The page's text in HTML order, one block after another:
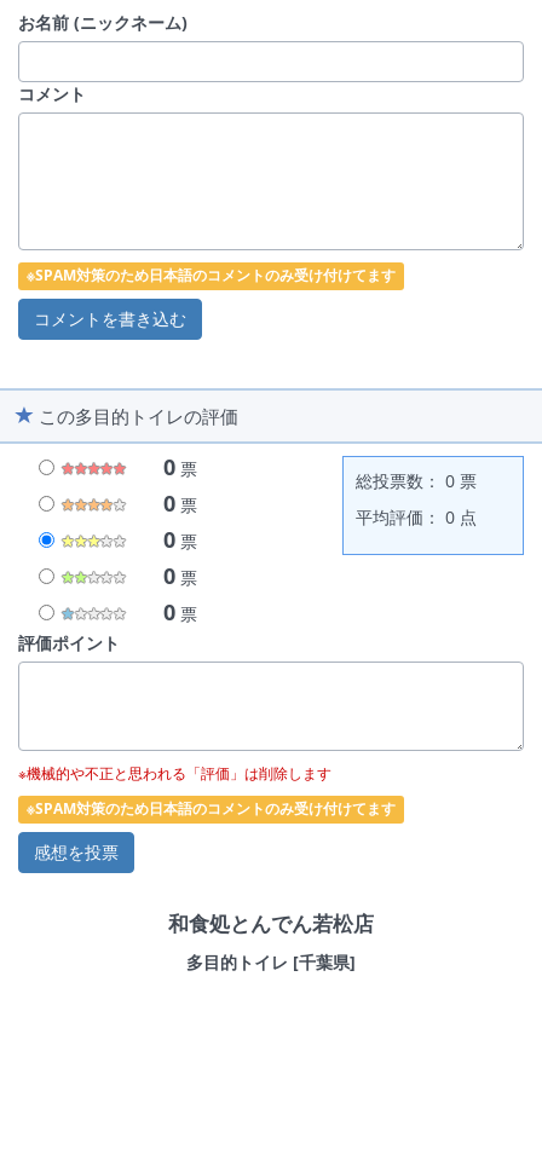
お名前 (ニックネーム)
コメント
※SPAM対策のため日本語のコメントのみ受け付けてます
この多目的トイレの評価
0 票
0 票
0 票
0 票
0 票
総投票数： 0 票
平均評価： 0 点
評価ポイント
※機械的や不正と思われる「評価」は削除します
※SPAM対策のため日本語のコメントのみ受け付けてます
和食処とんでん若松店
多目的トイレ [千葉県]